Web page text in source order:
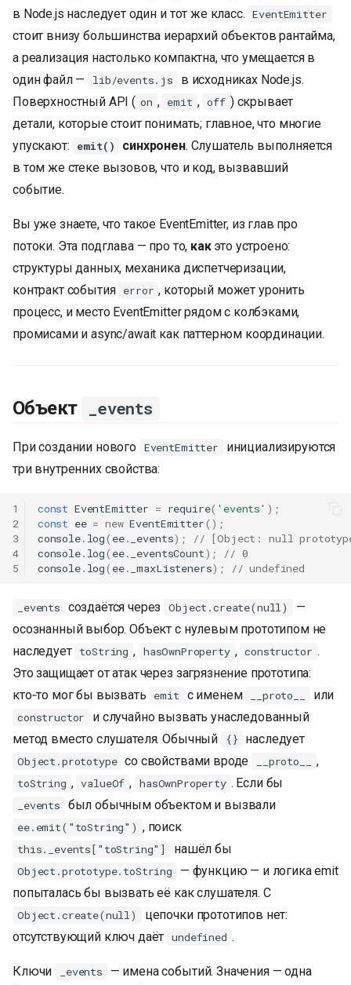
в Node.js наследует один и тот же класс. EventEmitter
стоит внизу большинства иерархий объектов рантайма,
а реализация настолько компактна, что умещается в
один файл —
lib/events.js
в исходниках Node.js.
Поверхностный API ( on , emit , off ) скрывает
детали, которые стоит понимать; главное, что многие
упускают:
emit() синхронен. Слушатель выполняется
в том же стеке вызовов, что и код, вызвавший
событие.
Вы уже знаете, что такое EventEmitter, из глав про
потоки. Эта подглава — про то, какэто устроено:
структуры данных, механика диспетчеризации,
контракт события error , который может уронить
процесс, и место EventEmitter рядом с колбэками,
промисами и async/await как паттерном координации.
Объект _events
При создании нового EventEmitter
инициализируются
три внутренних свойства:
1
2
3
4
5
const EventEmitter = require( 'events' );
const ee = new EventEmitter();
console. log( ee. _events);
// [Object: null
console. log( ee. _eventsCount);
// 0
console. log( ee. _maxListeners); // undefined
_events создаётся через Object.create(null)
—
осознанный выбор. Объект с нулевым прототипом не
наследует toString , hasOwnProperty , constructor .
Это защищает от атак через загрязнение прототипа:
кто‑то мог бы вызвать
emit с именем __proto__ или
constructor
и случайно вызвать унаследованный
метод вместо слушателя. Обычный
{} наследует
Object.prototype со свойствами вроде __proto__ ,
toString , valueOf , hasOwnProperty . Если бы
_events был обычным объектом и вызвали
ee.emit("toString") , поиск
this._events["toString"] нашёл бы
Object.prototype.toString
— функцию — и логика emit
попыталась бы вызвать её как слушателя. С
Object.create(null)
цепочки прототипов нет:
отсутствующий ключ даёт undefined .
Ключи _events
— имена событий. Значения — одна